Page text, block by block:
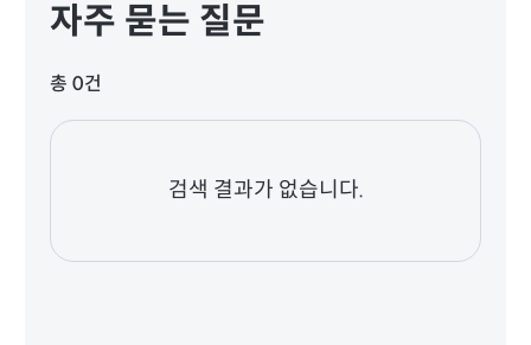
자주 묻는 질문
총 0건
검색 결과가 없습니다.